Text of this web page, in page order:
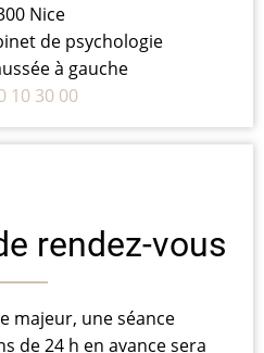
Nice
de psychologie
à gauche
10 30 00
rendez-vous
majeur, une séance
de 24 h en avance sera